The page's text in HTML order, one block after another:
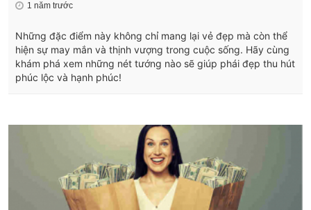
1 năm trước
Những đặc điểm này không chỉ mang lại vẻ đẹp mà còn thể
hiện sự may mắn và thịnh vượng trong cuộc sống. Hãy cùng
khám phá xem những nét tướng nào sẽ giúp phái đẹp thu hút
phúc lộc và hạnh phúc!